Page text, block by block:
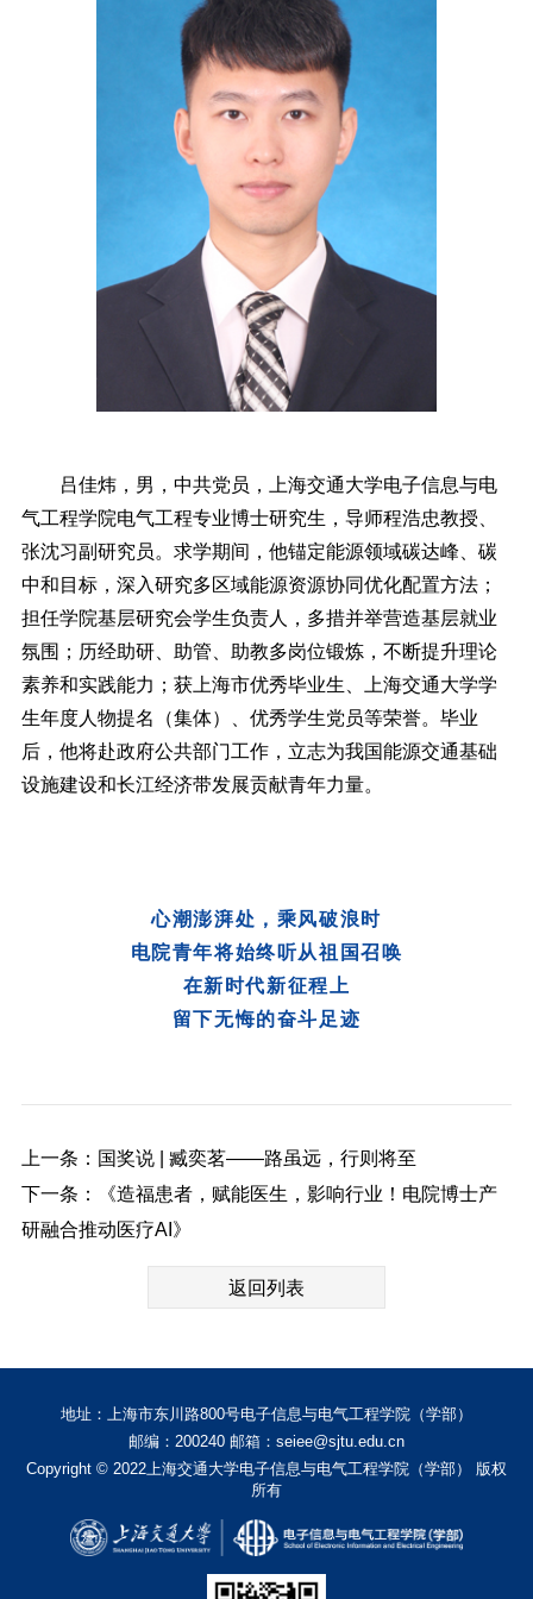
吕佳炜，男，中共党员，上海交通大学电子信息与电
气工程学院电气工程专业博士研究生，导师程浩忠教授、
张沈习副研究员。求学期间，他锚定能源领域碳达峰、碳
中和目标，深入研究多区域能源资源协同优化配置方法；
担任学院基层研究会学生负责人，多措并举营造基层就业
氛围；历经助研、助管、助教多岗位锻炼，不断提升理论
素养和实践能力；获上海市优秀毕业生、上海交通大学学
生年度人物提名（集体）、优秀学生党员等荣誉。毕业
后，他将赴政府公共部门工作，立志为我国能源交通基础
设施建设和长江经济带发展贡献青年力量。
心潮澎湃处，乘风破浪时
电院青年将始终听从祖国召唤
在新时代新征程上
留下无悔的奋斗足迹
上一条：国奖说 | 臧奕茗——路虽远，行则将至
下一条：《造福患者，赋能医生，影响行业！电院博士产
研融合推动医疗AI》
返回列表
地址：上海市东川路800号电子信息与电气工程学院（学部）
邮编：200240 邮箱：seiee@sjtu.edu.cn
Copyright © 2022上海交通大学电子信息与电气工程学院（学部） 版权
所有